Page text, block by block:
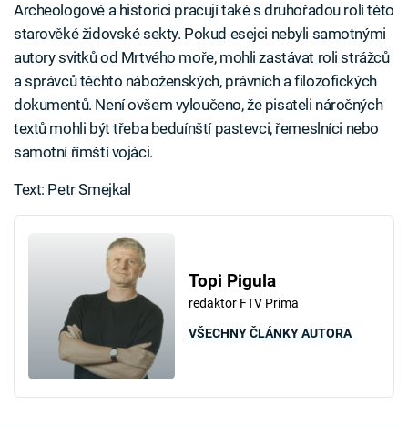
Archeologové a historici pracují také s druhořadou rolí této
starověké židovské sekty. Pokud esejci nebyli samotnými
autory svitků od Mrtvého moře, mohli zastávat roli strážců
a správců těchto náboženských, právních a filozofických
dokumentů. Není ovšem vyloučeno, že pisateli náročných
textů mohli být třeba beduínští pastevci, řemeslníci nebo
samotní římští vojáci.
Text: Petr Smejkal
Topi Pigula
redaktor FTV Prima
VŠECHNY ČLÁNKY AUTORA